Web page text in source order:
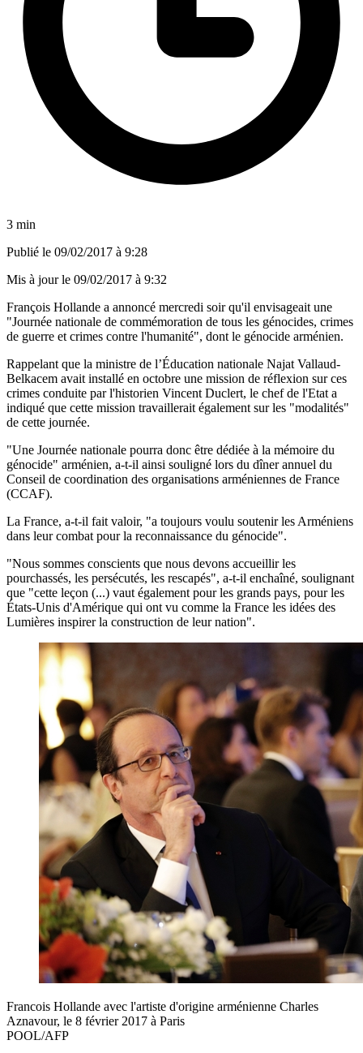
3 min
Publié le 09/02/2017 à 9:28
Mis à jour le 09/02/2017 à 9:32
François Hollande a annoncé mercredi soir qu'il envisageait une
"Journée nationale de commémoration de tous les génocides, crimes
de guerre et crimes contre l'humanité", dont le génocide arménien.
Rappelant que la ministre de l’Éducation nationale Najat Vallaud-
Belkacem avait installé en octobre une mission de réflexion sur ces
crimes conduite par l'historien Vincent Duclert, le chef de l'Etat a
indiqué que cette mission travaillerait également sur les "modalités"
de cette journée.
"Une Journée nationale pourra donc être dédiée à la mémoire du
génocide" arménien, a-t-il ainsi souligné lors du dîner annuel du
Conseil de coordination des organisations arméniennes de France
(CCAF).
La France, a-t-il fait valoir, "a toujours voulu soutenir les Arméniens
dans leur combat pour la reconnaissance du génocide".
"Nous sommes conscients que nous devons accueillir les
pourchassés, les persécutés, les rescapés", a-t-il enchaîné, soulignant
que "cette leçon (...) vaut également pour les grands pays, pour les
États-Unis d'Amérique qui ont vu comme la France les idées des
Lumières inspirer la construction de leur nation".
Francois Hollande avec l'artiste d'origine arménienne Charles
Aznavour, le 8 février 2017 à Paris
POOL/AFP